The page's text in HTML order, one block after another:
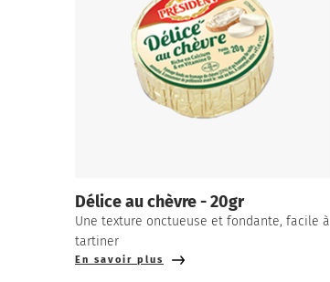
Délice au chèvre - 20gr
Une texture onctueuse et fondante, facile à
tartiner
En savoir plus